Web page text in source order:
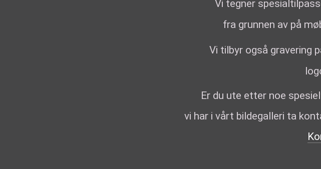
Vi tegner
fra grunnen av på
Vi tilbyr også gravering
Er du ute etter noe
vi har i vårt bildegalleri ta